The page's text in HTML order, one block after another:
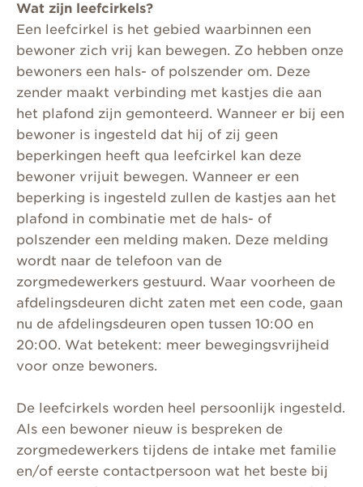
Wat zijn leefcirkels?
Een leefcirkel is het gebied waarbinnen een
bewoner zich vrij kan bewegen. Zo hebben onze
bewoners een hals- of polszender om. Deze
zender maakt verbinding met kastjes die aan
het plafond zijn gemonteerd. Wanneer er bij een
bewoner is ingesteld dat hij of zij geen
beperkingen heeft qua leefcirkel kan deze
bewoner vrijuit bewegen. Wanneer er een
beperking is ingesteld zullen de kastjes aan het
plafond in combinatie met de hals- of
polszender een melding maken. Deze melding
wordt naar de telefoon van de
zorgmedewerkers gestuurd. Waar voorheen de
afdelingsdeuren dicht zaten met een code, gaan
nu de afdelingsdeuren open tussen 10:00 en
20:00. Wat betekent: meer bewegingsvrijheid
voor onze bewoners.
De leefcirkels worden heel persoonlijk ingesteld.
Als een bewoner nieuw is bespreken de
zorgmedewerkers tijdens de intake met familie
en/of eerste contactpersoon wat het beste bij